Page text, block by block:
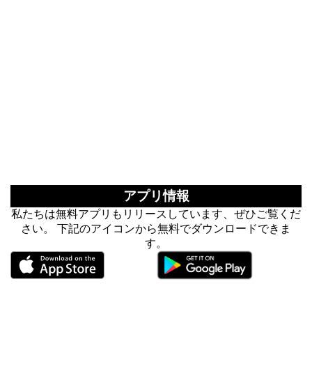
アプリ情報
私たちは無料アプリもリリースしています、ぜひご覧くだ
さい。 下記のアイコンから無料でダウンロードできま
す。